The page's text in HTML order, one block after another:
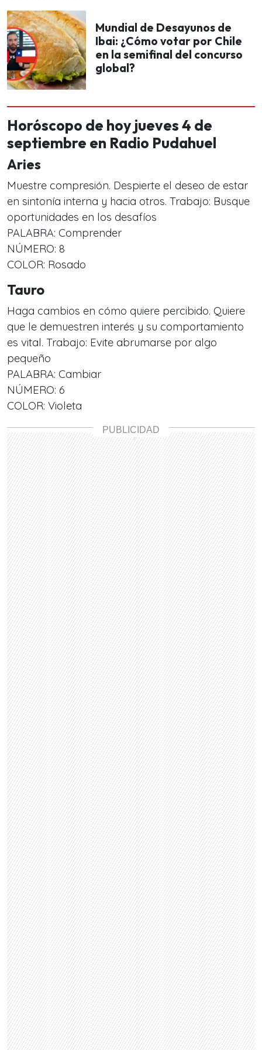
Mundial de Desayunos de
Ibai: ¿Cómo votar por Chile
en la semifinal del concurso
global?
Horóscopo de hoy jueves 4 de
septiembre en Radio Pudahuel
Aries
Muestre compresión. Despierte el deseo de estar
en sintonía interna y hacia otros. Trabajo: Busque
oportunidades en los desafíos
PALABRA: Comprender
NÚMERO: 8
COLOR: Rosado
Tauro
Haga cambios en cómo quiere percibido. Quiere
que le demuestren interés y su comportamiento
es vital. Trabajo: Evite abrumarse por algo
pequeño
PALABRA: Cambiar
NÚMERO: 6
COLOR: Violeta